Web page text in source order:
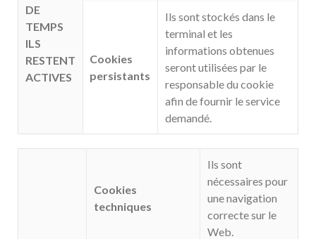
DE
TEMPS
ILS
RESTENT
ACTIVES
Cookies
persistants
Ils sont stockés dans le
terminal et les
informations obtenues
seront utilisées par le
responsable du cookie
afin de fournir le service
demandé.
Cookies
techniques
Ils sont
nécessaires pour
une navigation
correcte sur le
Web.